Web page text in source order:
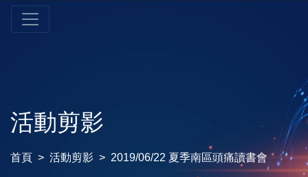
活動剪影
首頁 活動剪影 2019/06/22 夏季南區頭痛讀書會